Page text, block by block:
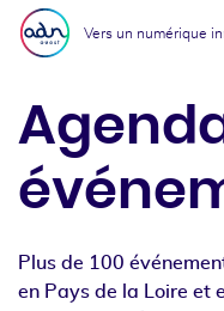
Aller au menu
Aller au contenu
Vers un numérique
Plus de 100
en Pays de la Loire et